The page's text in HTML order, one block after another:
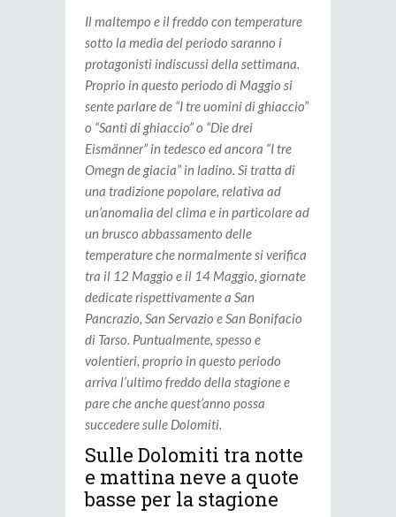
Il maltempo e il freddo con temperature
sotto la media del periodo saranno i
protagonisti indiscussi della settimana.
Proprio in questo periodo di Maggio si
sente parlare de “I tre uomini di ghiaccio”
o “Santi di ghiaccio” o “Die drei
Eismänner” in tedesco ed ancora “I tre
Omegn de giacia” in ladino. Si tratta di
una tradizione popolare, relativa ad
un’anomalia del clima e in particolare ad
un brusco abbassamento delle
temperature che normalmente si verifica
tra il 12 Maggio e il 14 Maggio, giornate
dedicate rispettivamente a San
Pancrazio, San Servazio e San Bonifacio
di Tarso. Puntualmente, spesso e
volentieri, proprio in questo periodo
arriva l’ultimo freddo della stagione e
pare che anche quest’anno possa
succedere sulle Dolomiti.
Sulle Dolomiti tra notte
e mattina neve a quote
basse per la stagione